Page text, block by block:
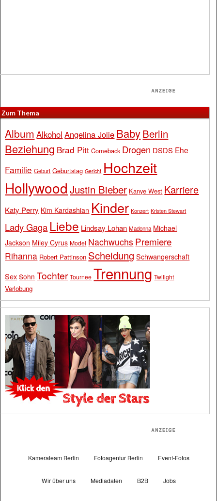
Zum Thema
Album Alkohol Angelina Jolie BabyBerlin
Beziehung Brad Pitt Comeback Drogen DSDS Ehe
Familie Geburt Geburtstag Gericht Hochzeit
Hollywood Justin Bieber Kanye West Karriere
Katy Perry Kim Kardashian Kinder Konzert Kristen Stewart
Lady Gaga Liebe Lindsay Lohan Madonna Michael
Jackson Miley Cyrus Model Nachwuchs Premiere
Rihanna Robert Pattinson Scheidung Schwangerschaft
Sex Sohn Tochter Tournee Trennung Twilight
Verlobung
Kamerateam Berlin Fotoagentur Berlin Event-Fotos
Wir über uns Mediadaten B2B Jobs